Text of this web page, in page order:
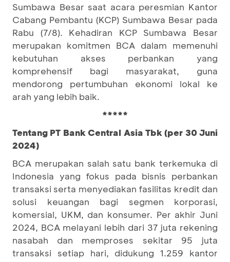
Sumbawa Besar saat acara peresmian Kantor
Cabang Pembantu (KCP) Sumbawa Besar pada
Rabu (7/8). Kehadiran KCP Sumbawa Besar
merupakan komitmen BCA dalam memenuhi
kebutuhan akses perbankan yang
komprehensif bagi masyarakat, guna
mendorong pertumbuhan ekonomi lokal ke
arah yang lebih baik.
*****
Tentang PT Bank Central Asia Tbk (per 30 Juni
2024)
BCA merupakan salah satu bank terkemuka di
Indonesia yang fokus pada bisnis perbankan
transaksi serta menyediakan fasilitas kredit dan
solusi keuangan bagi segmen korporasi,
komersial, UKM, dan konsumer. Per akhir Juni
2024, BCA melayani lebih dari 37 juta rekening
nasabah dan memproses sekitar 95 juta
transaksi setiap hari, didukung 1.259 kantor